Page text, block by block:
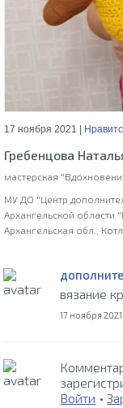
17 ноября 2021 |
Гребенцова
мастерская
МУ ДО "Центр
Архангельской области
Архангельская обл.,
вязание
17 ноября 2021
Войти •